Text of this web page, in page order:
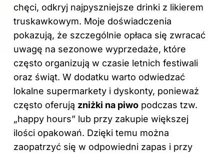
chęci, odkryj najpyszniejsze drinki z likierem
truskawkowym. Moje doświadczenia
pokazują, że szczególnie opłaca się zwracać
uwagę na sezonowe wyprzedaże, które
często organizują w czasie letnich festiwali
oraz świąt. W dodatku warto odwiedzać
lokalne supermarkety i dyskonty, ponieważ
często oferują zniżki na piwo podczas tzw.
„happy hours” lub przy zakupie większej
ilości opakowań. Dzięki temu można
zaopatrzyć się w odpowiedni zapas i przy